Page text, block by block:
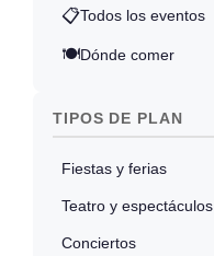
📋Todos los eventos
🍽️Dónde comer
TIPOS DE PLAN
Fiestas y ferias
Teatro y espectáculos
Conciertos